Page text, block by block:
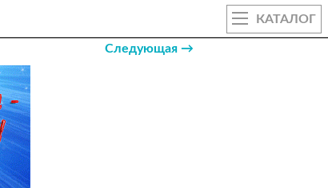
КАТАЛОГ
Следующая →